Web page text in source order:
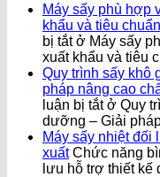
Máy sấy phù hợp
khẩu và tiêu
bị tắtở Máy sấy
xuất khẩu và tiêu
Quy trình sấy khô
pháp nâng cao
luận bị tắtở Quy
dưỡng – Giải
Máy sấy nhiệt đối
xuất Chức năng
lưu hỗ trợ thiết kế